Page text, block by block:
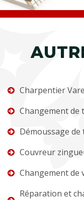
Charpentier
Changement de
Démoussage
Couvreur
Changement de
Réparation et